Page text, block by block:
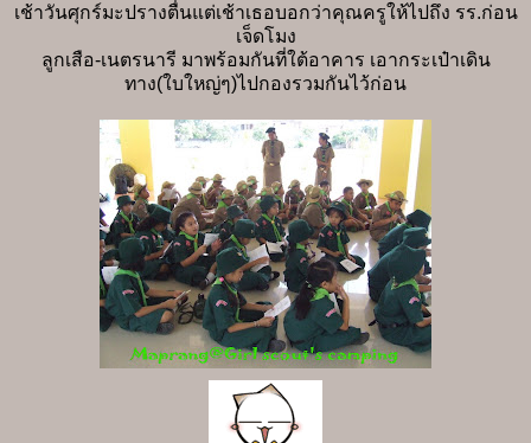
เช้าวันศุกร์มะปรางตื่นแต่เช้าเธอบอกว่าคุณครูให้ไปถึง รร.ก่อน
เจ็ดโมง
ลูกเสือ-เนตรนารี มาพร้อมกันที่ใต้อาคาร เอากระเป๋าเดิน
ทาง(ใบใหญ่ๆ)ไปกองรวมกันไว้ก่อน